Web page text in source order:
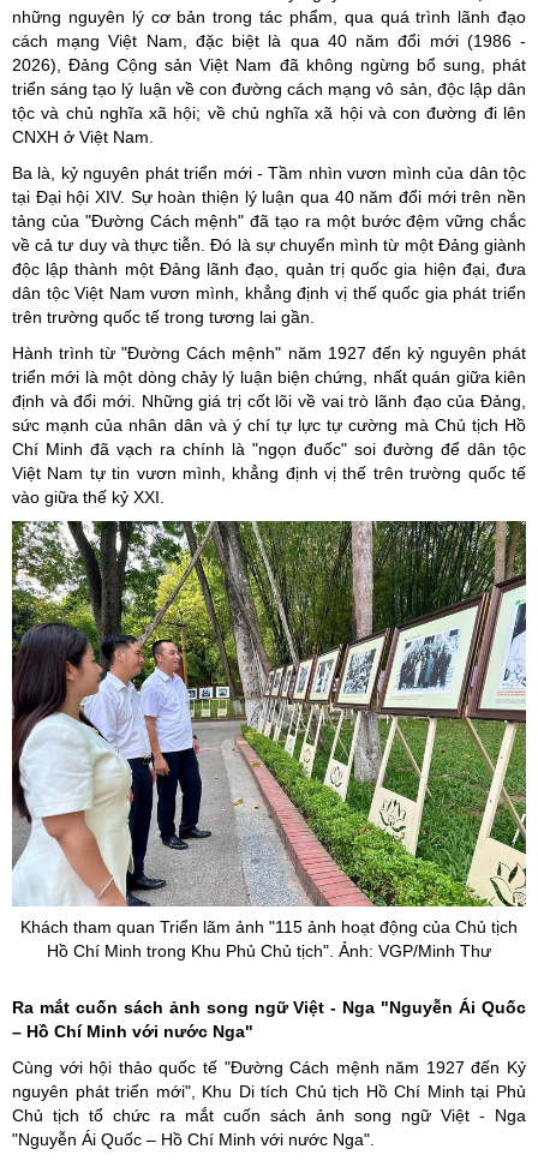
những nguyên lý cơ bản trong tác phẩm, qua quá trình lãnh đạo
cách mạng Việt Nam, đặc biệt là qua 40 năm đổi mới (1986 -
2026), Đảng Cộng sản Việt Nam đã không ngừng bổ sung, phát
triển sáng tạo lý luận về con đường cách mạng vô sản, độc lập dân
tộc và chủ nghĩa xã hội; về chủ nghĩa xã hội và con đường đi lên
CNXH ở Việt Nam.
Ba là, kỷ nguyên phát triển mới - Tầm nhìn vươn mình của dân tộc
tại Đại hội XIV. Sự hoàn thiện lý luận qua 40 năm đổi mới trên nền
tảng của "Đường Cách mệnh" đã tạo ra một bước đệm vững chắc
về cả tư duy và thực tiễn. Đó là sự chuyển mình từ một Đảng giành
độc lập thành một Đảng lãnh đạo, quản trị quốc gia hiện đại, đưa
dân tộc Việt Nam vươn mình, khẳng định vị thế quốc gia phát triển
trên trường quốc tế trong tương lai gần.
Hành trình từ "Đường Cách mệnh" năm 1927 đến kỷ nguyên phát
triển mới là một dòng chảy lý luận biện chứng, nhất quán giữa kiên
định và đổi mới. Những giá trị cốt lõi về vai trò lãnh đạo của Đảng,
sức mạnh của nhân dân và ý chí tự lực tự cường mà Chủ tịch Hồ
Chí Minh đã vạch ra chính là "ngọn đuốc" soi đường để dân tộc
Việt Nam tự tin vươn mình, khẳng định vị thế trên trường quốc tế
vào giữa thế kỷ XXI.
Khách tham quan Triển lãm ảnh "115 ảnh hoạt động của Chủ tịch
Hồ Chí Minh trong Khu Phủ Chủ tịch". Ảnh: VGP/Minh Thư
Ra mắt cuốn sách ảnh song ngữ Việt - Nga "Nguyễn Ái Quốc
– Hồ Chí Minh với nước Nga"
Cùng với hội thảo quốc tế "Đường Cách mệnh năm 1927 đến Kỷ
nguyên phát triển mới", Khu Di tích Chủ tịch Hồ Chí Minh tại Phủ
Chủ tịch tổ chức ra mắt cuốn sách ảnh song ngữ Việt - Nga
"Nguyễn Ái Quốc – Hồ Chí Minh với nước Nga".